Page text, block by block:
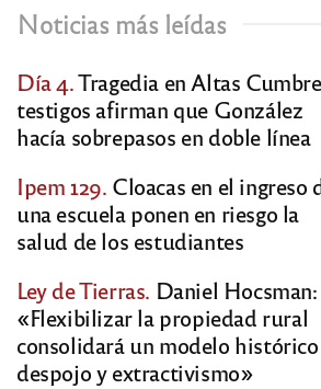
Noticias más leídas
Día 4.Tragedia en Altas
testigos afirman que González
hacía sobrepasos en doble línea
Ipem 129. Cloacas en el ingreso
una escuela ponen en riesgo la
salud de los estudiantes
Ley de Tierras. Daniel Hocsman:
«Flexibilizar la propiedad rural
consolidará un modelo
despojo y extractivismo»